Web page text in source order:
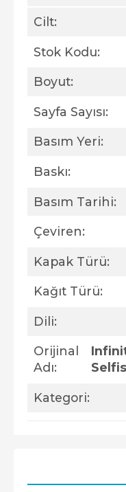
Cilt:
Stok Kodu:
Boyut:
Sayfa Sayısı:
Basım Yeri:
Baskı:
Basım Tarihi:
Çeviren:
Kapak Türü:
Kağıt Türü:
Dili:
Orijinal
Adı:
Kategori: